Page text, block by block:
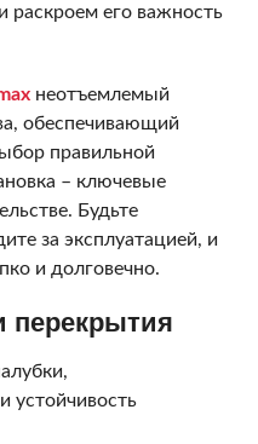
раскроем его важность
неотъемлемый
обеспечивающий
правильной
– ключевые
Будьте
за эксплуатацией, и
и долговечно.
перекрытия
устойчивость